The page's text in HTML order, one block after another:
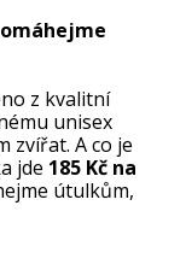
z kvalitní
unisex
zvířat. A co je
jde 185 Kč na
útulkům,